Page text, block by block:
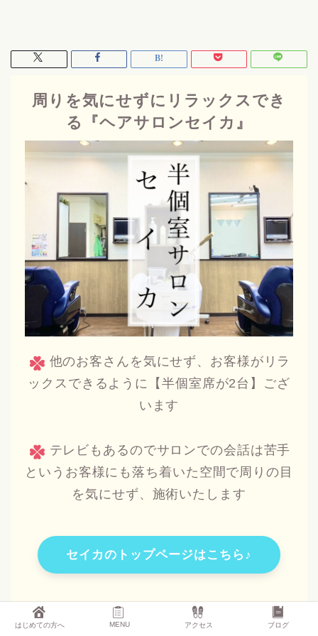
周りを気にせずにリラックスでき
る『ヘアサロンセイカ』
他のお客さんを気にせず、お客様がリラ
ックスできるように【半個室席が2台】ござ
います
テレビもあるのでサロンでの会話は苦手
というお客様にも落ち着いた空間で周りの目
を気にせず、施術いたします
セイカのトップページはこちら♪
HOME
ツーブロック
はじめての方へ MENU アクセス ブログ